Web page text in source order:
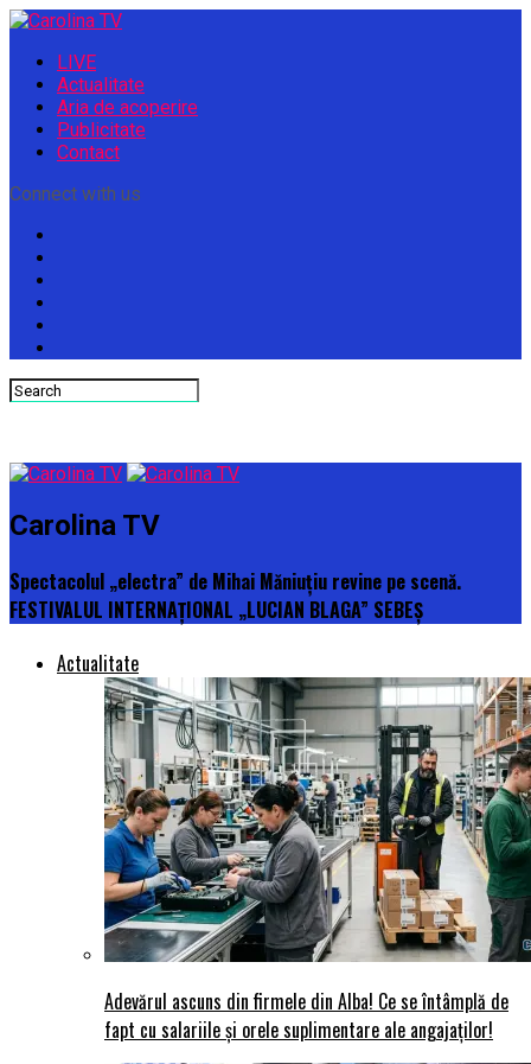
LIVE
Actualitate
Aria de acoperire
Publicitate
Contact
Connect with us
Carolina TV
Spectacolul „electra” de Mihai Măniuțiu revine pe scenă.
FESTIVALUL INTERNAȚIONAL „LUCIAN BLAGA” SEBEȘ
Actualitate
Adevărul ascuns din firmele din Alba! Ce se întâmplă de
fapt cu salariile și orele suplimentare ale angajaților!